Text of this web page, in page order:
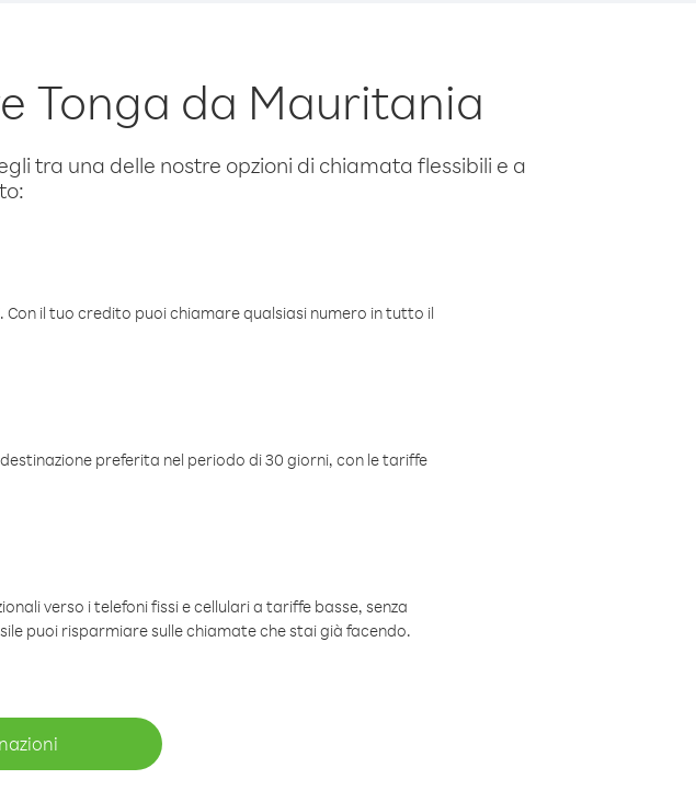
Tonga da Mauritania
tra una delle nostre opzioni di chiamata flessibili e a
il tuo credito puoi chiamare qualsiasi numero in tutto il
preferita nel periodo di 30 giorni, con le tariffe
verso i telefoni fissi e cellulari a tariffe basse, senza
puoi risparmiare sulle chiamate che stai già facendo.